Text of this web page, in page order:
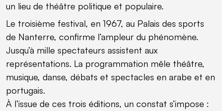
un lieu de théâtre politique et populaire.
Le troisième festival, en 1967, au Palais des sports
de Nanterre, confirme l’ampleur du phénomène.
Jusqu’à mille spectateurs assistent aux
représentations. La programmation mêle théâtre,
musique, danse, débats et spectacles en arabe et en
portugais.
À l’issue de ces trois éditions, un constat s’impose :